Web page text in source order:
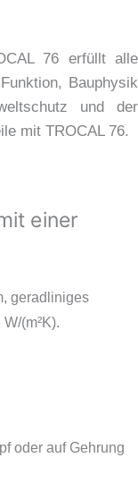
76 erfüllt alle
Bauphysik
und der
mit TROCAL 76.
einer
geradliniges
(m²K).
oder auf Gehrung